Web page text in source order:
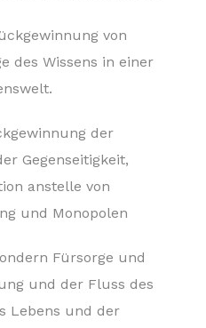
von
des Wissens in einer
der
Gegenseitigkeit,
anstelle von
und Monopolen
Fürsorge und
und der Fluss des
Lebens und der